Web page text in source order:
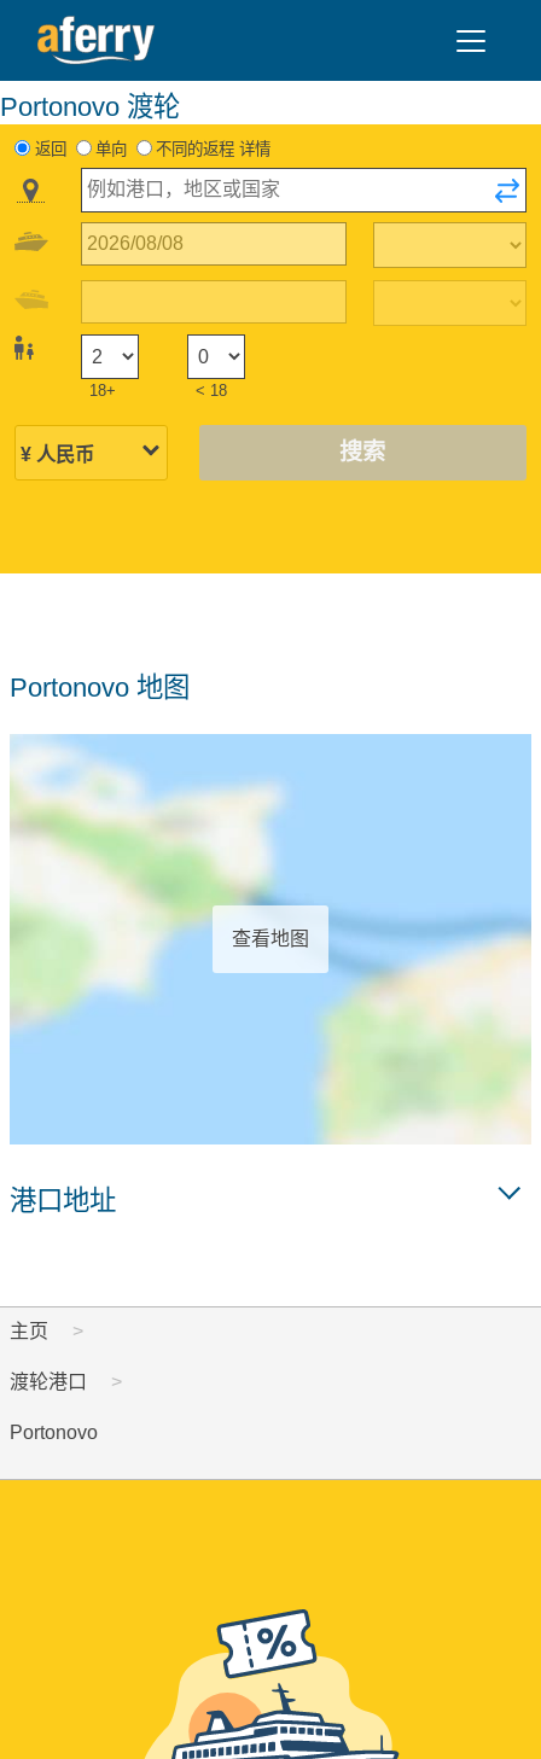
Portonovo 渡轮
返回 单向 不同的返程 详情
18+ < 18
搜索
Portonovo 地图
查看地图
港口地址
主页
渡轮港口
Portonovo